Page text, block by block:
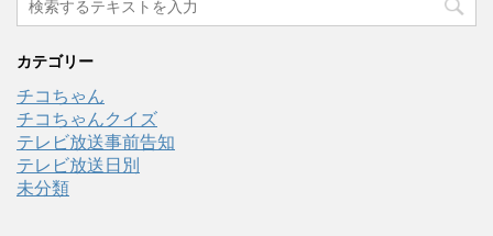
カテゴリー
チコちゃん
チコちゃんクイズ
テレビ放送事前告知
テレビ放送日別
未分類